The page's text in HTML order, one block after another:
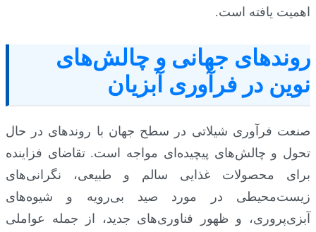
اهمیت یافته است.
روندهای جهانی و چالش‌های
نوین در فرآوری آبزیان
صنعت فرآوری شیلاتی در سطح جهان با روندهای در حال
تحول و چالش‌های پیچیده‌ای مواجه است. تقاضای فزاینده
برای محصولات غذایی سالم و طبیعی، نگرانی‌های
زیست‌محیطی در مورد صید بی‌رویه و شیوه‌های
آبزی‌پروری، و ظهور فناوری‌های جدید، از جمله عواملی